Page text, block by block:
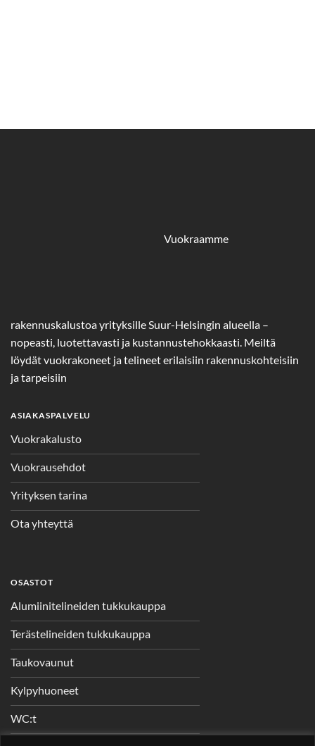
Vuokraamme
rakennuskalustoa yrityksille Suur-Helsingin alueella –
nopeasti, luotettavasti ja kustannustehokkaasti. Meiltä
löydät vuokrakoneet ja telineet erilaisiin rakennuskohteisiin
ja tarpeisiin
ASIAKASPALVELU
Vuokrakalusto
Vuokrausehdot
Yrityksen tarina
Ota yhteyttä
OSASTOT
Alumiinitelineiden tukkukauppa
Terästelineiden tukkukauppa
Taukovaunut
Kylpyhuoneet
WC:t